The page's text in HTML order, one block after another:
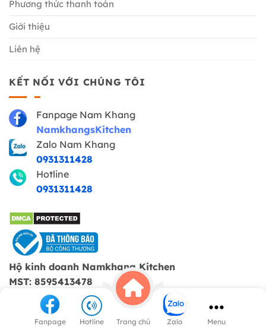
Fanpage Hotline Trang chủ Menu
Zalo
Phương thức thanh toán
Giới thiệu
Liên hệ
KẾT NỐI VỚI CHÚNG TÔI
Fanpage Nam Khang
NamkhangsKitchen
Zalo Nam Khang
0931311428
Hotline
0931311428
Hộ kinh doanh Namkhang Kitchen
MST: 8595413478
Copyright 2026 © Nam Khang Kitchen